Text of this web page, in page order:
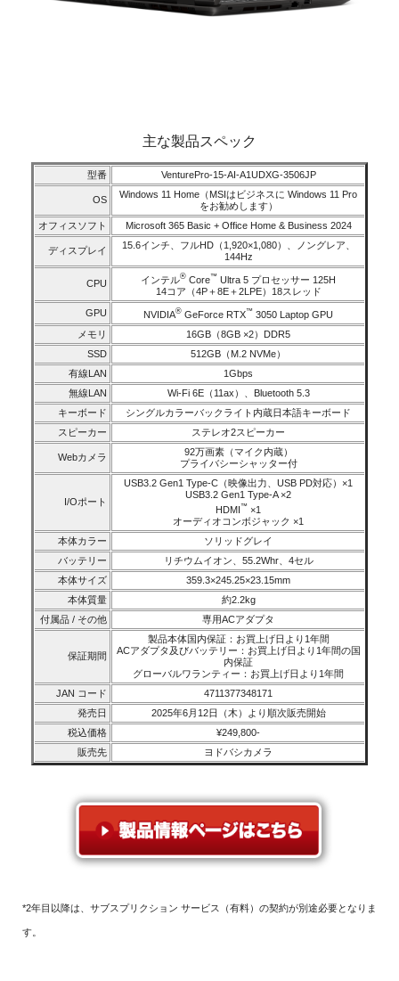
主な製品スペック
型番 VenturePro-15-AI-A1UDXG-3506JP
OS
Windows 11 Home（MSIはビジネスに Windows 11 Pro
をお勧めします）
オフィスソフト
Microsoft 365 Basic + Office Home & Business 2024
ディスプレイ
15.6インチ、フルHD（1,920×1,080）、ノングレア、
144Hz
CPU インテル® Core™ Ultra 5 プロセッサー 125H
14コア（4P＋8E＋2LPE）18スレッド
GPU NVIDIA® GeForce RTX™ 3050 Laptop GPU
メモリ
16GB（8GB ×2）DDR5
SSD
512GB（M.2 NVMe）
有線LAN
1Gbps
無線LAN
Wi-Fi 6E（11ax）、Bluetooth 5.3
キーボード
シングルカラーバックライト内蔵日本語キーボード
スピーカー
ステレオ2スピーカー
Webカメラ
92万画素（マイク内蔵）
プライバシーシャッター付
I/Oポート
USB3.2 Gen1 Type-C（映像出力、USB PD対応）×1
USB3.2 Gen1 Type-A ×2
HDMI™ ×1
オーディオコンボジャック ×1
本体カラー
ソリッドグレイ
バッテリー
リチウムイオン、55.2Whr、4セル
本体サイズ
359.3×245.25×23.15mm
本体質量
約2.2kg
付属品 / その他
専用ACアダプタ
保証期間
製品本体国内保証：お買上げ日より1年間
ACアダプタ及びバッテリー：お買上げ日より1年間の国
内保証
グローバルワランティー：お買上げ日より1年間
JAN コード
4711377348171
発売日
2025年6月12日（木）より順次販売開始
税込価格
¥249,800-
販売先
ヨドバシカメラ
*2年目以降は、サブスプリクション サービス（有料）の契約が別途必要となりま
す。